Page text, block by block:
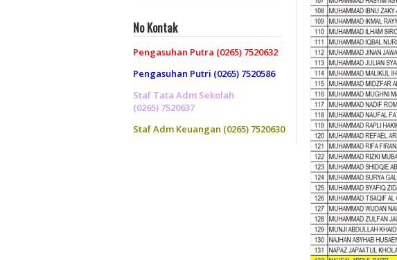
No Kontak
Pengasuhan Putra (0265) 7520632
Pengasuhan Putri (0265) 7520586
Staf Tata Adm Sekolah
(0265) 7520637
Staf Adm Keuangan (0265) 7520630